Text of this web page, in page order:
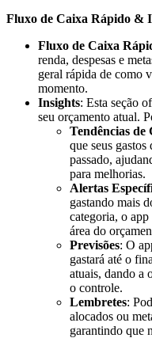
Fluxo de Caixa Rápido &
Fluxo de Caixa
renda, despesas e
geral rápida de como
momento.
Insights: Esta seção
seu orçamento atual.
Tendências de
que seus gastos
passado,
para melhorias.
Alertas
gastando mais
categoria, o
área do
Previsões: O
gastará até o
atuais, dando a
o controle.
Lembretes:
alocados ou
garantindo que